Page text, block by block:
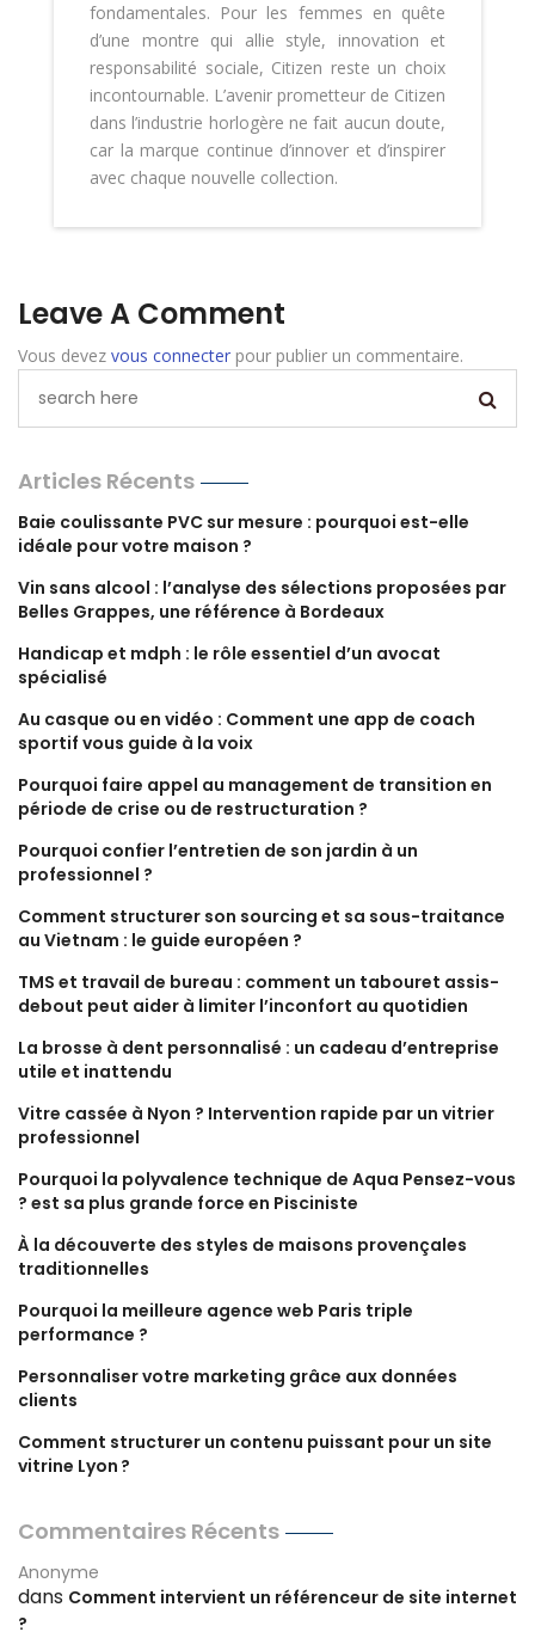
fondamentales. Pour les femmes en quête
d’une montre qui allie style, innovation et
responsabilité sociale, Citizen reste un choix
incontournable. L’avenir prometteur de Citizen
dans l’industrie horlogère ne fait aucun doute,
car la marque continue d’innover et d’inspirer
avec chaque nouvelle collection.
Leave A Comment
Vous devez vous connecter pour publier un commentaire.
Articles Récents
Baie coulissante PVC sur mesure : pourquoi est-elle
idéale pour votre maison ?
Vin sans alcool : l’analyse des sélections proposées par
Belles Grappes, une référence à Bordeaux
Handicap et mdph : le rôle essentiel d’un avocat
spécialisé
Au casque ou en vidéo : Comment une app de coach
sportif vous guide à la voix
Pourquoi faire appel au management de transition en
période de crise ou de restructuration ?
Pourquoi confier l’entretien de son jardin à un
professionnel ?
Comment structurer son sourcing et sa sous-traitance
au Vietnam : le guide européen ?
TMS et travail de bureau : comment un tabouret assis-
debout peut aider à limiter l’inconfort au quotidien
La brosse à dent personnalisé : un cadeau d’entreprise
utile et inattendu
Vitre cassée à Nyon ? Intervention rapide par un vitrier
professionnel
Pourquoi la polyvalence technique de Aqua Pensez-vous
? est sa plus grande force en Pisciniste
À la découverte des styles de maisons provençales
traditionnelles
Pourquoi la meilleure agence web Paris triple
performance ?
Personnaliser votre marketing grâce aux données
clients
Comment structurer un contenu puissant pour un site
vitrine Lyon ?
Commentaires Récents
Anonyme
dans Comment intervient un référenceur de site internet
?